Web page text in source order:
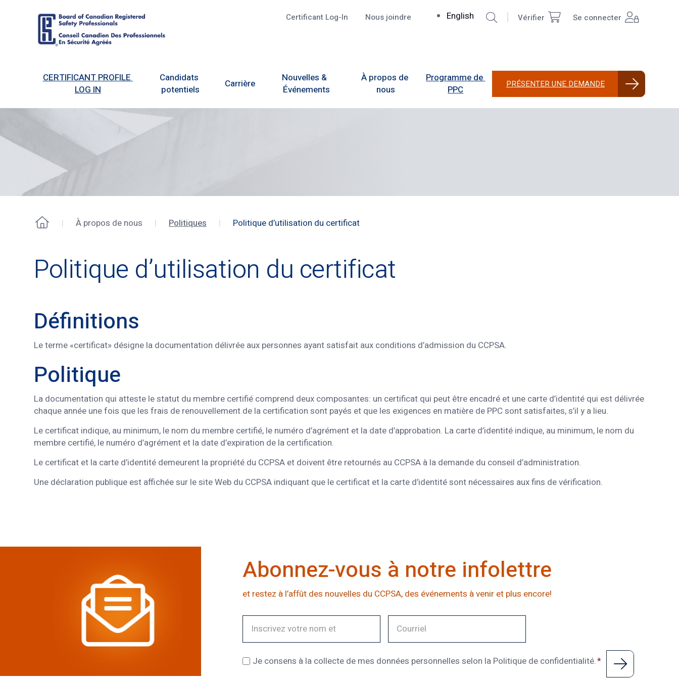
Canadian
Registered
Certificant Log-In Nous joindre English
Rechercher Vérifier
menu
Se connecter
CERTIFICANT PROFILE
LOG IN
Candidats
potentiels
Carrière
Nouvelles &
Événements
À propos de
nous
Programme de
PPC
PRÉSENTER UNE DEMANDE
Accueil À propos de nous Politiques Politique d’utilisation du certificat
Politique d’utilisation du certificat
Définitions
Le terme «certificat» désigne la documentation délivrée aux personnes ayant satisfait aux conditions d’admission du CCPSA.
Politique
La documentation qui atteste le statut du membre certifié comprend deux composantes: un certificat qui peut être encadré et une carte d’identité qui est délivrée
chaque année une fois que les frais de renouvellement de la certification sont payés et que les exigences en matière de PPC sont satisfaites, s’il y a lieu.
Le certificat indique, au minimum, le nom du membre certifié, le numéro d’agrément et la date d’approbation. La carte d’identité indique, au minimum, le nom du
membre certifié, le numéro d’agrément et la date d’expiration de la certification.
Le certificat et la carte d’identité demeurent la propriété du CCPSA et doivent être retournés au CCPSA à la demande du conseil d’administration.
Une déclaration publique est affichée sur le site Web du CCPSA indiquant que le certificat et la carte d’identité sont nécessaires aux fins de vérification.
Abonnez-vous à notre infolettre
et restez à l’affût des nouvelles du CCPSA, des événements à venir et plus encore!
Je consens à la collecte de mes données personnelles selon la Politique de confidentialité.